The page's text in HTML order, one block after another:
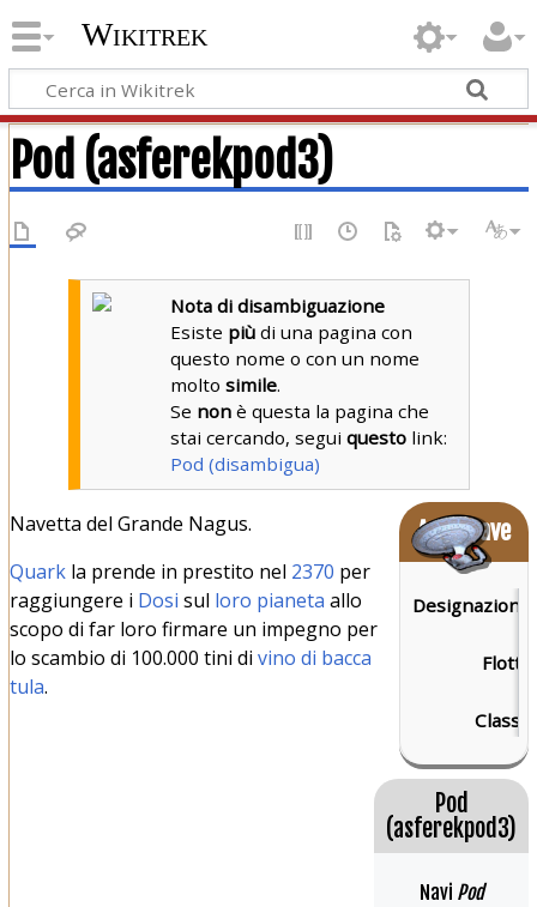
Wikitrek
Pod (asferekpod3)
Nota di disambiguazione
Esiste più di una pagina con
questo nome o con un nome
moltosimile.
Se non è questa la pagina che
stai cercando, seguiquesto link:
Pod (disambigua)
Astronave
Designazione:
Flotta:
Classe:
Pod
(asferekpod3)
Navi Pod
Navetta del Grande Nagus.
Quarkla prende in prestito nel 2370 per
raggiungere i Dosi sul loro pianeta allo
scopo di far loro firmare un impegno per
lo scambio di 100.000 tini di vino di bacca
tula.